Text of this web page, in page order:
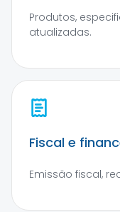
Produtos,
atualizadas.
Fiscal e
Emissão fiscal,